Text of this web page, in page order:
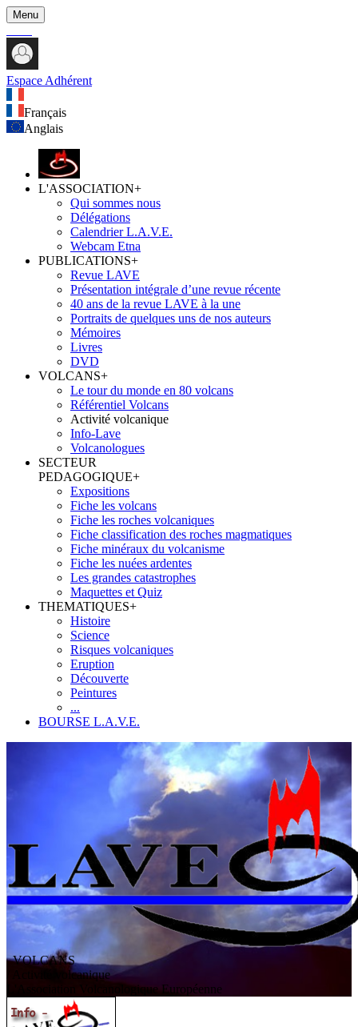
Menu
Espace Adhérent
Français
Anglais
L'ASSOCIATION+
Qui sommes nous
Délégations
Calendrier L.A.V.E.
Webcam Etna
PUBLICATIONS+
Revue LAVE
Présentation intégrale d’une revue récente
40 ans de la revue LAVE à la une
Portraits de quelques uns de nos auteurs
Mémoires
Livres
DVD
VOLCANS+
Le tour du monde en 80 volcans
Référentiel Volcans
Activité volcanique
Info-Lave
Volcanologues
SECTEUR
PEDAGOGIQUE+
Expositions
Fiche les volcans
Fiche les roches volcaniques
Fiche classification des roches magmatiques
Fiche minéraux du volcanisme
Fiche les nuées ardentes
Les grandes catastrophes
Maquettes et Quiz
THEMATIQUES+
Histoire
Science
Risques volcaniques
Eruption
Découverte
Peintures
...
BOURSE L.A.V.E.
VOLCANS
/ Activité volcanique
ssociation V olcanologiqueEuropéenne